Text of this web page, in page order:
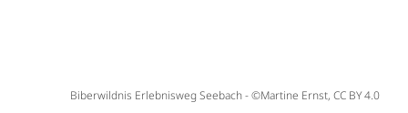
Biberwildnis Erlebnisweg Seebach - ©Martine Ernst, CC BY 4.0